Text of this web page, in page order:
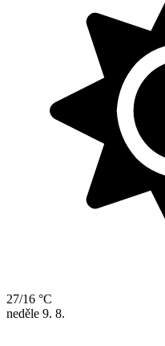
27/16 °C
neděle 9. 8.